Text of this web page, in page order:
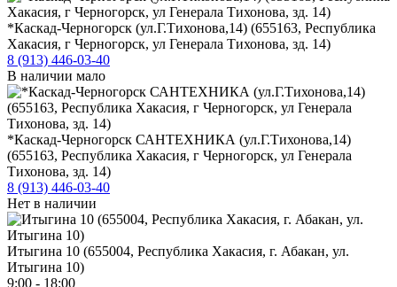
*Каскад-Черногорск (ул.Г.Тихонова,14) (655163, Республика
Хакасия, г Черногорск, ул Генерала Тихонова, зд. 14)
8 (913) 446-03-40
В наличии мало
*Каскад-Черногорск САНТЕХНИКА (ул.Г.Тихонова,14)
(655163, Республика Хакасия, г Черногорск, ул Генерала
Тихонова, зд. 14)
8 (913) 446-03-40
Нет в наличии
Итыгина 10 (655004, Республика Хакасия, г. Абакан, ул.
Итыгина 10)
9:00 - 18:00